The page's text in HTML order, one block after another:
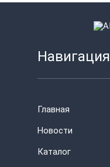
Навигация
Главная
Новости
Каталог